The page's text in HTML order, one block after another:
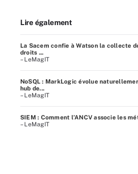
Lire également
La Sacem confie à Watson la collecte
droits ...
– LeMagIT
NoSQL : MarkLogic évolue
hub de...
– LeMagIT
SIEM : Comment l’ANCV associe les
– LeMagIT